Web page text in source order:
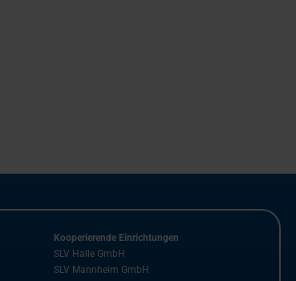
Kooperierende Einrichtungen
SLV Halle GmbH
SLV Mannheim GmbH